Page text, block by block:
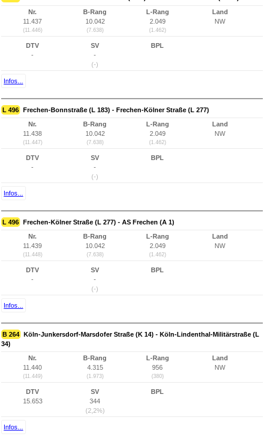
Nr.
11.437
(11.446)
B-Rang
10.042
(7.638)
L-Rang
2.049
(1.462)
Land
NW
DTV
-
SV
-
(-)
BPL
Infos...
L 496 Frechen-Bonnstraße (L 183) - Frechen-Kölner Straße (L 277)
Nr.
11.438
(11.447)
B-Rang
10.042
(7.638)
L-Rang
2.049
(1.462)
Land
NW
DTV
-
SV
-
(-)
BPL
Infos...
L 496 Frechen-Kölner Straße (L 277) - AS Frechen (A 1)
Nr.
11.439
(11.448)
B-Rang
10.042
(7.638)
L-Rang
2.049
(1.462)
Land
NW
DTV
-
SV
-
(-)
BPL
Infos...
B 264 Köln-Junkersdorf-Marsdofer Straße (K 14) - Köln-Lindenthal-Militärstraße (L
34)
Nr.
11.440
(11.449)
B-Rang
4.315
(1.973)
L-Rang
956
(380)
Land
NW
DTV
15.653
SV
344
(2,2%)
BPL
Infos...